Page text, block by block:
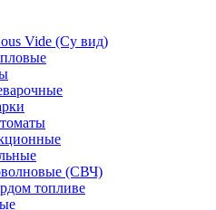
Vide (Су вид)
(СВЧ)
топливе